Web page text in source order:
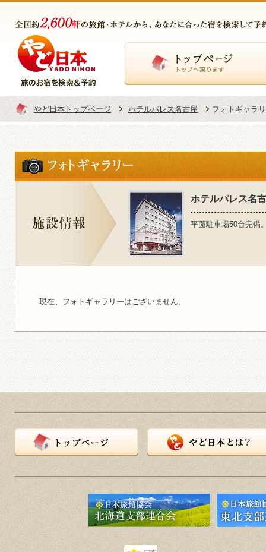
やど日本トップページ ホテルパレス名古屋 フォトギャラ
ホテルパレス名
平面駐車場50台完備
現在、フォトギャラリーはございません。